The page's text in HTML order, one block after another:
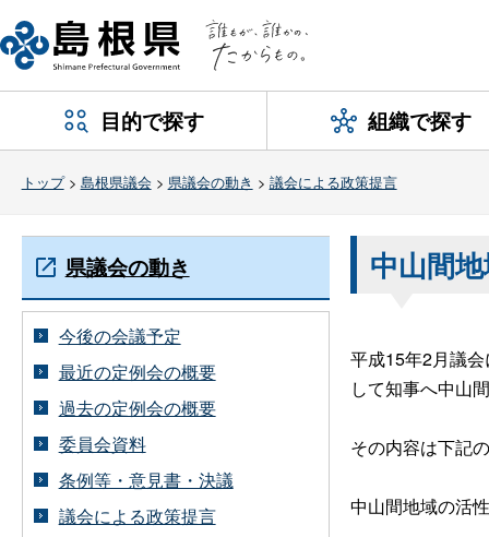
目的で探す 組織で探す
トップ> 島根県議会 > 県議会の動き > 議会による政策提言
中山間
平成15年2月議
して知事へ中山
その内容は下記
中山間地域の活
県議会の動き
今後の会議予定
最近の定例会の概要
過去の定例会の概要
委員会資料
条例等・意見書・決議
議会による政策提言